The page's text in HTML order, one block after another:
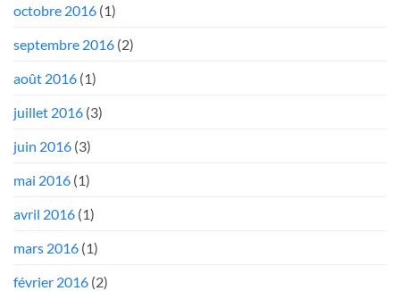
octobre 2016 (1)
septembre 2016 (2)
août 2016 (1)
juillet 2016 (3)
juin 2016 (3)
mai 2016 (1)
avril 2016 (1)
mars 2016 (1)
février 2016 (2)